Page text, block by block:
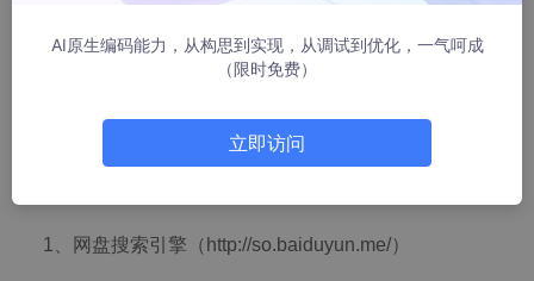
随着百度云的用户越来越多，百度云里面的资源也越来
越多，怎么样才能快速找到自己需要的百度云资源呢？答
的搜索引擎道理是一样的，只不过百度云搜索引擎只抓取
百度云里面的文件！下面给大家推荐几个常见的百度云搜
1、网盘搜索引擎（http://so.baiduyun.me/）
AI原生编码能力，从构思到实现，从调试到优化，一气呵成
（限时免费）
立即访问